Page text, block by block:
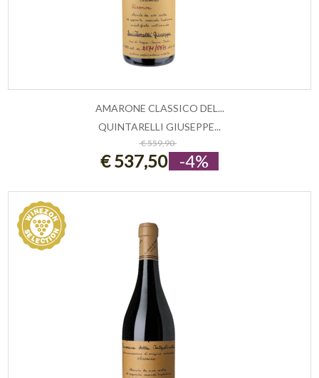
ESAURITO
AMARONE CLASSICO DEL...
QUINTARELLI GIUSEPPE...
€ 559,90
€ 537,50 -4%